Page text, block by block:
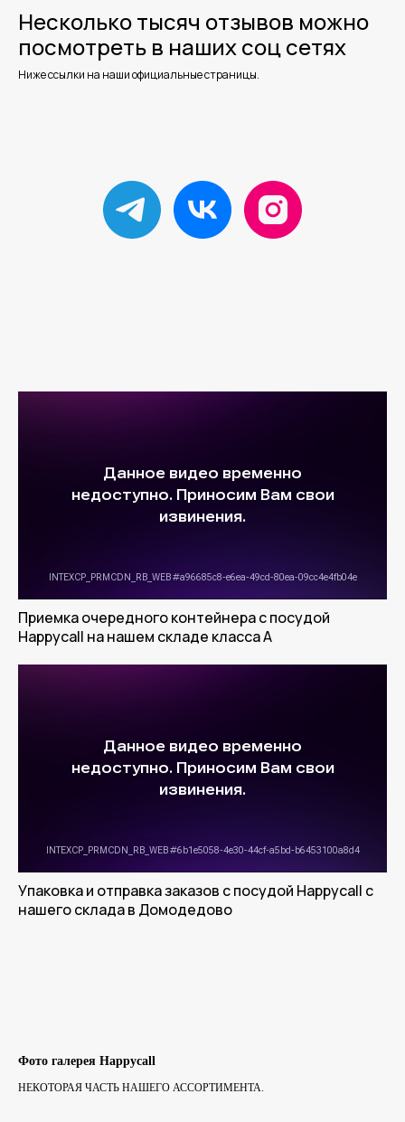
Несколько тысяч отзывов можно
посмотреть в наших соц сетях
Ниже ссылки на наши официальные страницы.
Приемка очередного контейнера с посудой
Happycall на нашем складе класса А
Упаковка и отправка заказов с посудой Happycall с
нашего склада в Домодедово
Фото галерея Happycall
НЕКОТОРАЯ ЧАСТЬ НАШЕГО АССОРТИМЕНТА.